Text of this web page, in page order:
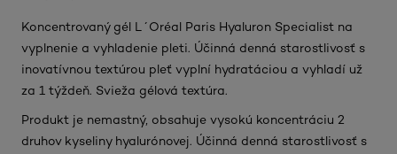
Koncentrovaný gél L´Oréal Paris Hyaluron Specialist na
vyplnenie a vyhladenie pleti. Účinná denná starostlivosť s
inovatívnou textúrou pleť vyplní hydratáciou a vyhladí už
za 1 týždeň. Svieža gélová textúra.
Produkt je nemastný, obsahuje vysokú koncentráciu 2
druhov kyseliny hyalurónovej. Účinná denná starostlivosť s